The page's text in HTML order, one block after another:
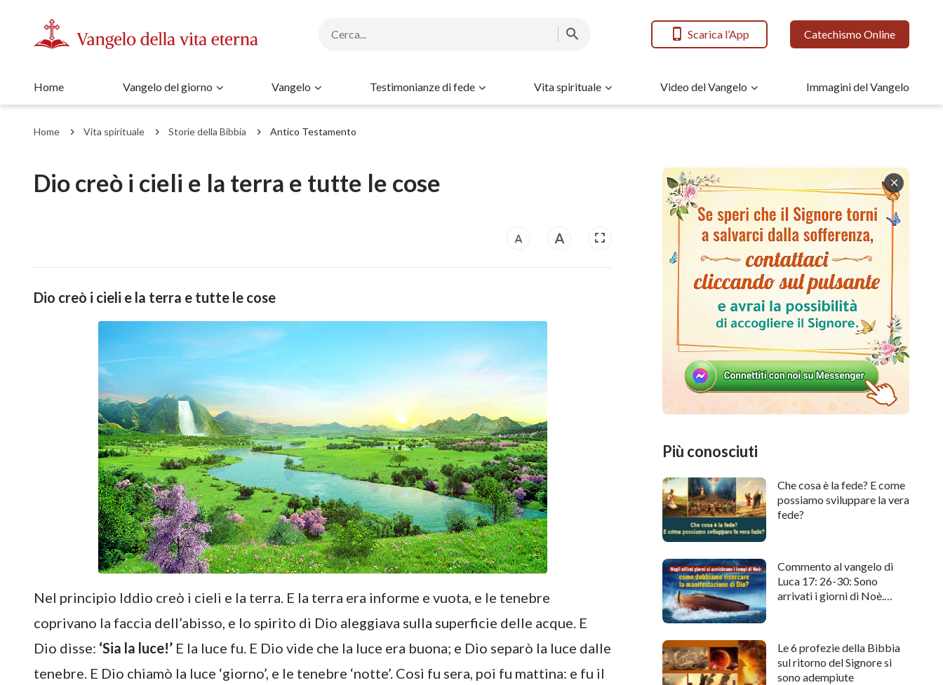
Scarica l’App Catechismo Online
Home Vangelo del giorno Vangelo Testimonianze di fede Vita spirituale Video del Vangelo Immagini del Vangelo
Home Vita spirituale Storie della Bibbia Antico Testamento
Dio creò i cieli e la terra e tutte le cose
Dio creò i cieli e la terra e tutte le cose
Nel principio Iddio creò i cieli e la terra. E la terra era informe e vuota, e le tenebre
coprivano la faccia dell’abisso, e lo spirito di Dio aleggiava sulla superficie delle acque. E
Dio disse: ‘Sia la luce!’ E la luce fu. E Dio vide che la luce era buona; e Dio separò la luce dalle
tenebre. E Dio chiamò la luce ‘giorno’, e le tenebre ‘notte’. Così fu sera, poi fu mattina: e fu il
Più conosciuti
Che cosa è la fede? E come
possiamo sviluppare la vera
fede?
Commento al vangelo di
Luca 17: 26-30: Sono
arrivati i giorni di Noè.
Le 6 profezie della Bibbia
sul ritorno del Signore si
sono adempiute